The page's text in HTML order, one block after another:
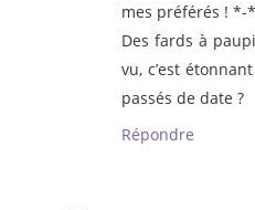
mes préférés ! *-*
Des fards à
vu, c’est
passés de date ?
Répondre